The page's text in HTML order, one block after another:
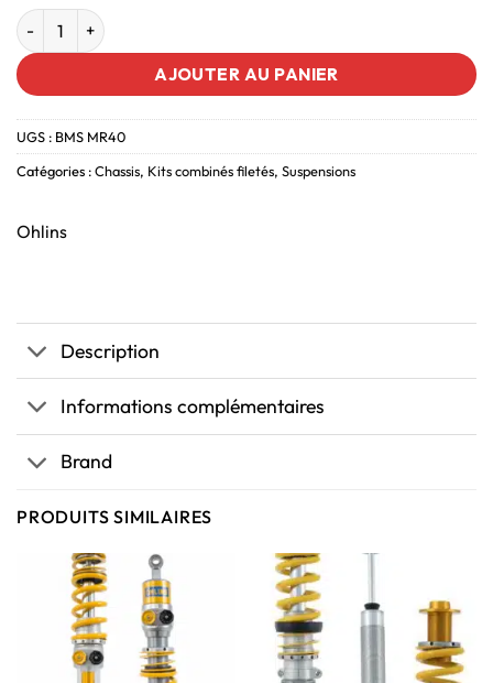
AJOUTER AU PANIER
UGS : BMS MR40
Catégories :Chassis, Kits combinés filetés, Suspensions
Ohlins
Description
Informations complémentaires
Brand
PRODUITS SIMILAIRES